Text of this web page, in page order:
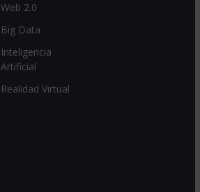
Web 2.0
Big Data
Inteligencia
Artificial
Realidad Virtual